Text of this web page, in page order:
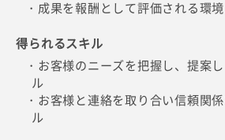
・成果を報酬として評価される環
得られるスキル
・お客様のニーズを把握し、提案
ル
・お客様と連絡を取り合い信頼関
ル
・自分の価値を新しいステージで
得られるスキル
・最新技術を多数採用したハイク
するスキル
・的確に情報を聞き出し、その情
る方
・お客様のニーズを満たし、お客様
できる方
得られるスキル
・お客様のご要望を的確にヒアリン
中したい方
・自ら発信する能力を活かしたいと
得られるスキル
・デザインや最新テクノロジー
的な知識
得られるスキル
・BMW / MINI Group全体の戦略を反
スキル
BMWのマネジャ